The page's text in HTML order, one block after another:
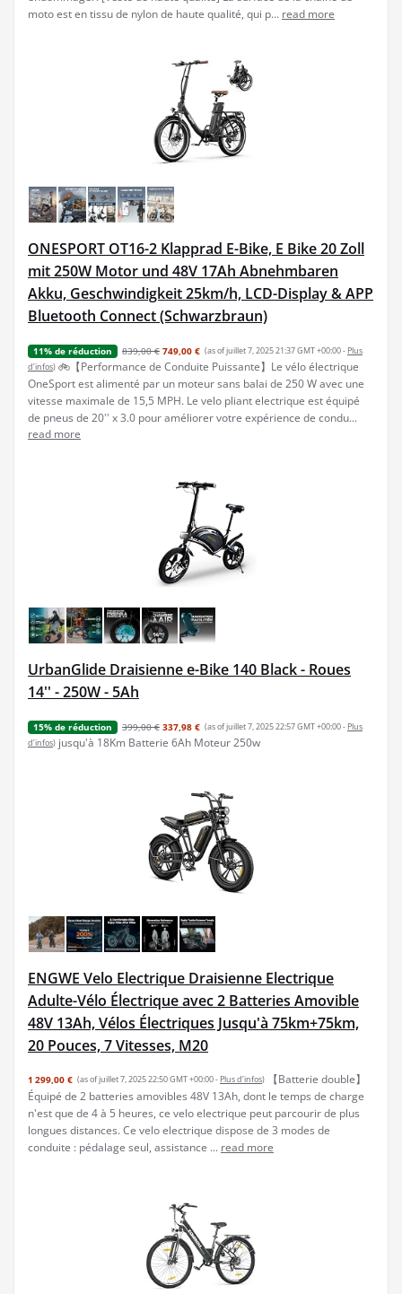
moto est en tissu de nylon de haute qualité, qui p... read more
ONESPORT OT16-2 Klapprad E-Bike, E Bike 20 Zoll
mit 250W Motor und 48V 17Ah Abnehmbaren
Akku, Geschwindigkeit 25km/h, LCD-Display & APP
Bluetooth Connect (Schwarzbraun)
11% de réduction 839,00 € 749,00 € (as of juillet 7, 2025 21:37 GMT +00:00 - Plus
d’infos) 🚲【Performance de Conduite Puissante】Le vélo électrique
OneSport est alimenté par un moteur sans balai de 250 W avec une
vitesse maximale de 15,5 MPH. Le velo pliant electrique est équipé
de pneus de 20'' x 3.0 pour améliorer votre expérience de condu...
read more
UrbanGlide Draisienne e-Bike 140 Black - Roues
14'' - 250W - 5Ah
15% de réduction 399,00 € 337,98 € (as of juillet 7, 2025 22:57 GMT +00:00 - Plus
d’infos) jusqu'à 18Km Batterie 6Ah Moteur 250w
ENGWE Velo Electrique Draisienne Electrique
Adulte-Vélo Électrique avec 2 Batteries Amovible
48V 13Ah, Vélos Électriques Jusqu'à 75km+75km,
20 Pouces, 7 Vitesses, M20
1 299,00 € (as of juillet 7, 2025 22:50 GMT +00:00 - Plus d’infos)
【Batterie double】
Équipé de 2 batteries amovibles 48V 13Ah, dont le temps de charge
n'est que de 4 à 5 heures, ce velo electrique peut parcourir de plus
longues distances. Ce velo electrique dispose de 3 modes de
conduite : pédalage seul, assistance ... read more